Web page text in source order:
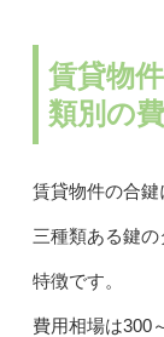
賃貸物
類別の
賃貸物件の合鍵
三種類ある鍵
特徴です。
費用相場は300